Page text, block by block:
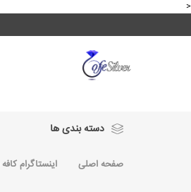
<
دسته بندی ها
صفحه اصلی اینستاگرام